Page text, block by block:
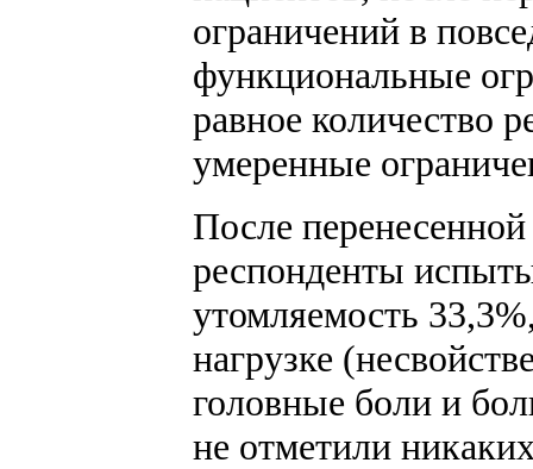
ограничений в
функциональные
равное количество
умеренные
После
респонденты
утомляемость
нагрузке
головные боли и
не отметили